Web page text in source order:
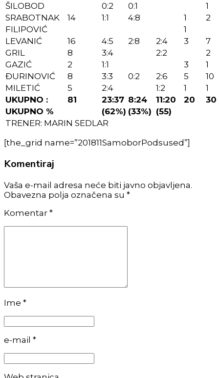
ŠILOBOD
0:2 0:1
1
SRABOTNAK
14 1:1 4:8 1
2
FILIPOVIĆ
1
LEVANIĆ
16 4:5 2:8 2:4 3
7
GRIL
8 3:4 2:2
2
GAZIĆ
2 1:1 3
1
ĐURINOVIĆ
8 3:3 0:2 2:6 5
10
MILETIĆ
5 2:4 1:2 1
1
UKUPNO :
81 23:37 8:24 11:20 20
30
UKUPNO %
(62%) (33%) (55)
TRENER: MARIN SEDLAR
[the_grid name=”201811SamoborPodsused”]
Komentiraj
Vaša e-mail adresa neće biti javno objavljena.
Obavezna polja označena su *
Komentar *
Ime *
e-mail *